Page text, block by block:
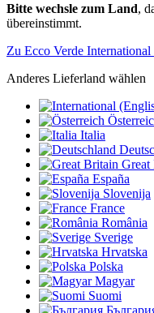
Bitte wechsle zum Land,
übereinstimmt.
Zu Ecco Verde
Anderes Lieferland wählen
Italia
Great
España
Slovenija
France
România
Sverige
Hrvatska
Polska
Magyar
Suomi